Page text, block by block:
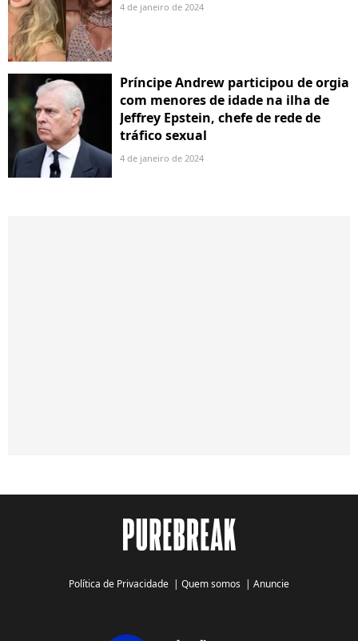
4 de janeiro de 2024
Príncipe Andrew participou de orgia
com menores de idade na ilha de
Jeffrey Epstein, chefe de rede de
tráfico sexual
4 de janeiro de 2024
Política de Privacidade | Quem somos | Anuncie